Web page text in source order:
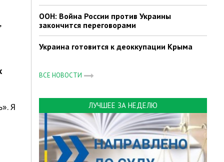
Я
ООН: Война России против Украины
закончится переговорами
Украина готовится к деоккупации Крыма
ВСЕ НОВОСТИ
ЛУЧШЕЕ ЗА НЕДЕЛЮ